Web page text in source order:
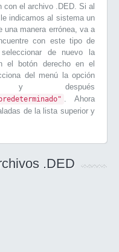
con el archivo .DED. Si al
indicamos al sistema un
una manera errónea, va a
con este tipo de
de nuevo la
el botón derecho en el
del menú la opción
. Ahora
de la lista superior y
.DED